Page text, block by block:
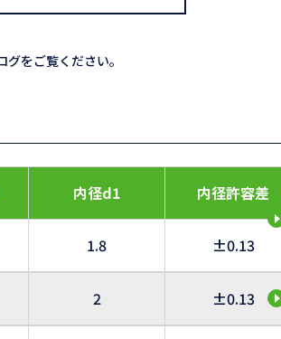
をご覧ください。
内径d1 内径許容差
1.8 ±0.13
2 ±0.13